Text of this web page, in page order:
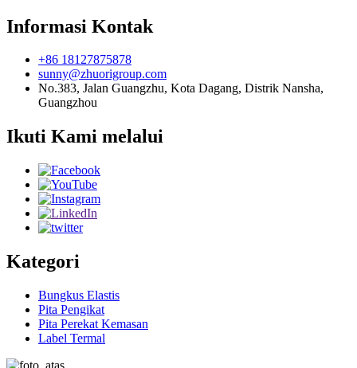
Informasi Kontak
+86 18127875878
sunny@zhuorigroup.com
No.383, Jalan Guangzhu, Kota Dagang, Distrik Nansha,
Guangzhou
Ikuti Kami melalui
Kategori
Bungkus Elastis
Pita Pengikat
Pita Perekat Kemasan
Label Termal